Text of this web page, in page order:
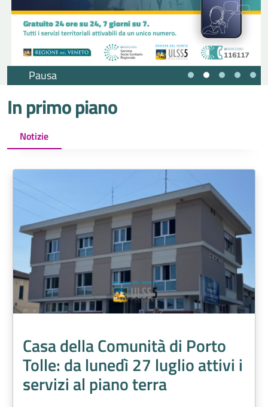
Pausa
In primo piano
Notizie
Casa della Comunità di Porto
Tolle: da lunedì 27 luglio attivi i
servizi al piano terra